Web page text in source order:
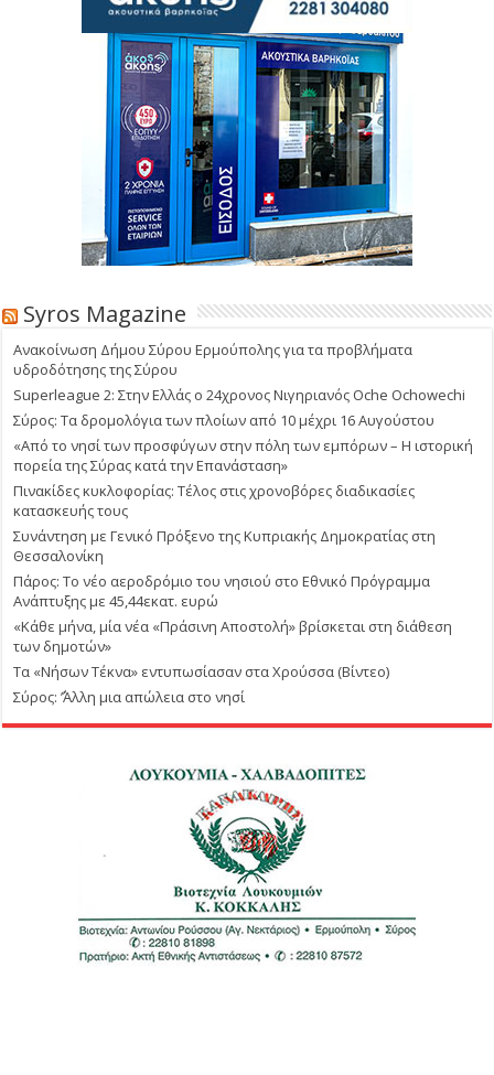
Syros Magazine
Ανακοίνωση Δήμου Σύρου Ερμούπολης για τα προβλήματα
υδροδότησης της Σύρου
Superleague 2: Στην Ελλάς ο 24χρονος Νιγηριανός Oche Ochowechi
Σύρος: Τα δρομολόγια των πλοίων από 10 μέχρι 16 Αυγούστου
«Από το νησί των προσφύγων στην πόλη των εμπόρων – Η ιστορική
πορεία της Σύρας κατά την Επανάσταση»
Πινακίδες κυκλοφορίας: Τέλος στις χρονοβόρες διαδικασίες
κατασκευής τους
Συνάντηση με Γενικό Πρόξενο της Κυπριακής Δημοκρατίας στη
Θεσσαλονίκη
Πάρος: Το νέο αεροδρόμιο του νησιού στο Εθνικό Πρόγραμμα
Ανάπτυξης με 45,44εκατ. ευρώ
«Κάθε μήνα, μία νέα «Πράσινη Αποστολή» βρίσκεται στη διάθεση
των δημοτών»
Τα «Νήσων Τέκνα» εντυπωσίασαν στα Χρούσσα (Βίντεο)
Σύρος: ΄’Άλλη μια απώλεια στο νησί